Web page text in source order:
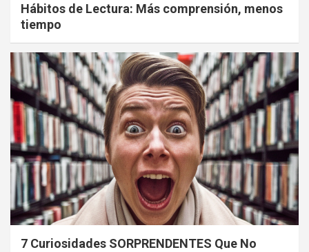
Hábitos de Lectura: Más comprensión, menos
tiempo
7 Curiosidades SORPRENDENTES Que No